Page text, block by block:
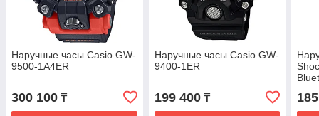
Наручные часы Casio GW-
9500-1A4ER
300 100 ₸
Наручные часы Casio GW-
9400-1ER
199 400₸